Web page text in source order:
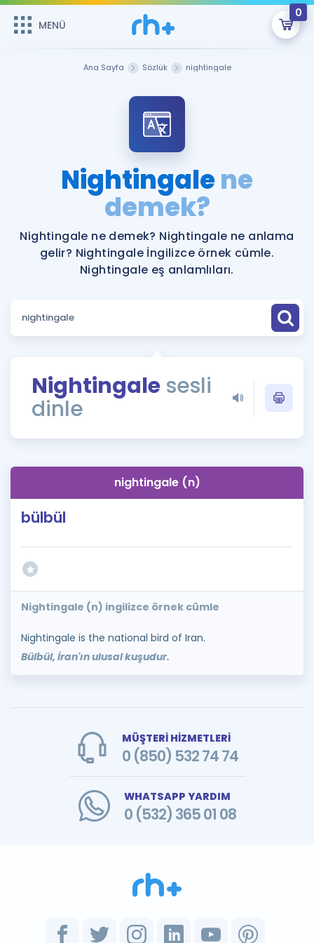
MENÜ
0
Şifremi Hatırlamıyorum
Sepetin Şu An Boş.
Remzi Hoca ile seni sınava hazırlayacak onlarca eğitim seni
bekliyor!
MENÜ
Katılımcı Görüşleri
Faydalı Araçlar
Ücretsiz Kaynaklar
Puan Hesaplama
ÖSYM Sınav Takvimi
Kampanyalar
İngilizce Gramer
İngilizce Gramer
Ana Sayfa Sözlük nightingale
Nightingalene
demek?
Nightingale ne demek? Nightingale ne anlama
gelir? Nightingale İngilizce örnek cümle.
Nightingale eş anlamlıları.
Nightingale sesli
dinle
nightingale (n)
bülbül
Nightingale (n) ingilizce örnek cümle
Nightingale is the national bird of Iran.
Bülbül, İran'ın ulusal kuşudur.
MÜŞTERİ HİZMETLERİ
0 (850) 532 74 74
WHATSAPP YARDIM
0 (532) 365 01 08